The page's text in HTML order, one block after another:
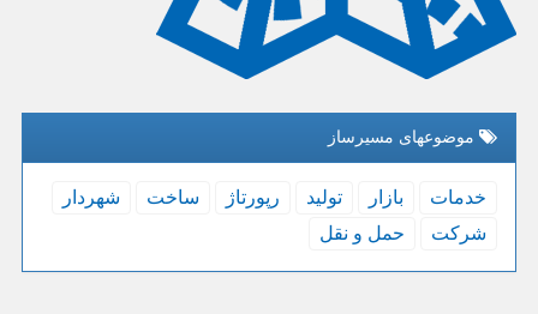
موضوعهای مسیرساز
خدمات بازار تولید رپورتاژ ساخت
شهردار
شركت
حمل و نقل